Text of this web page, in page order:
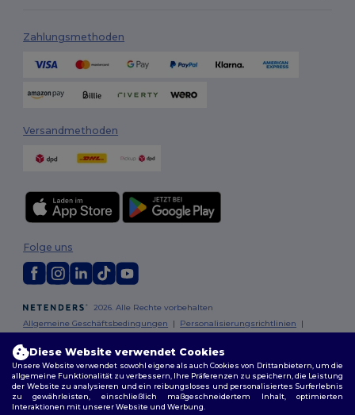
Zahlungsmethoden
Versandmethoden
2026. Alle Rechte vorbehalten
Allgemeine Geschäftsbedingungen | Personalisierungsrichtlinien |
Datenschutzbestimmungen|Cookie-Richtlinie|Site Map
Folge uns
Berlin| Hamburg | München | Köln |Frankfurt| Essen |Dortmund |
Stuttgart |Düsseldorf| Bremen
Diese Website verwendet Cookies
Unsere Website verwendet sowohl eigene als auch Cookies von Drittanbietern, um die
allgemeine Funktionalität zu verbessern, Ihre Präferenzen zu speichern, die Leistung
der Website zu analysieren und ein reibungsloses und personalisiertes Surferlebnis
zu gewährleisten, einschließlich maßgeschneidertem Inhalt, optimierten
Interaktionen mit unserer Website und Werbung.